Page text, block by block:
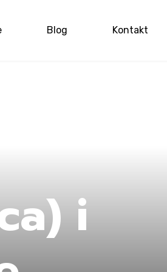
Blog Kontakt
i